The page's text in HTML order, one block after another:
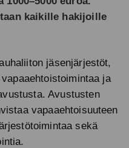
kaikille hakijoille
jäsenjärjestöt,
ja
Avustusten
vapaaehtoisuuteen
sekä